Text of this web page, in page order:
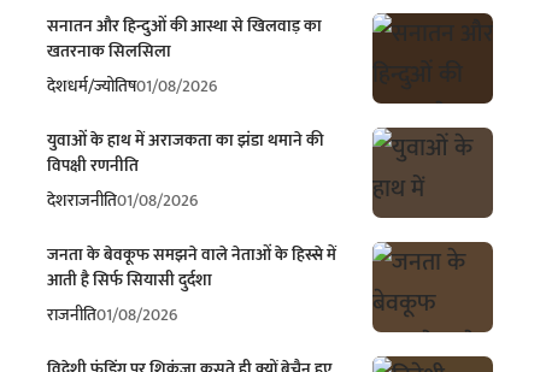
सनातन और हिन्दुओं की आस्था से खिलवाड़ का
खतरनाक सिलसिला
देशधर्म/ज्योतिष01/08/2026
युवाओं के हाथ में अराजकता का झंडा थमाने की
विपक्षी रणनीति
देशराजनीति01/08/2026
जनता के बेवकूफ समझने वाले नेताओं के हिस्से में
आती है सिर्फ सियासी दुर्दशा
राजनीति01/08/2026